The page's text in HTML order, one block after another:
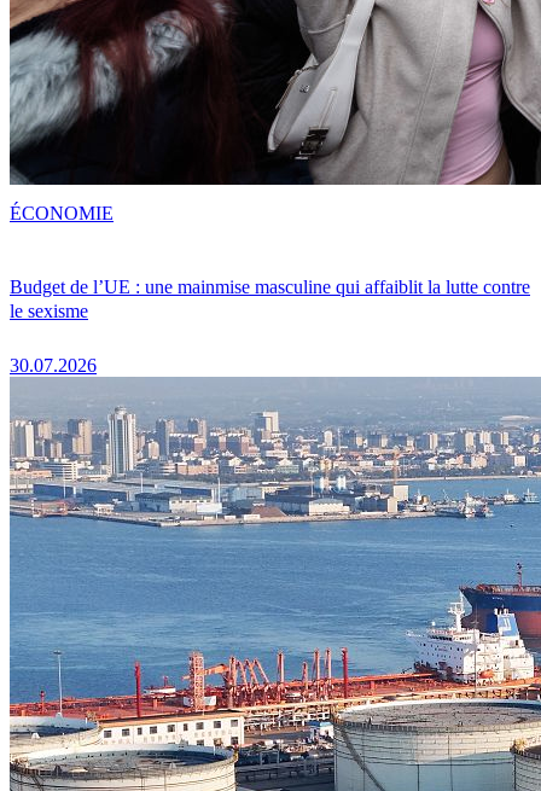
Budget de l’UE : une mainmise masculine qui affaiblit la lutte contre
le sexisme
30.07.2026
ÉCONOMIE